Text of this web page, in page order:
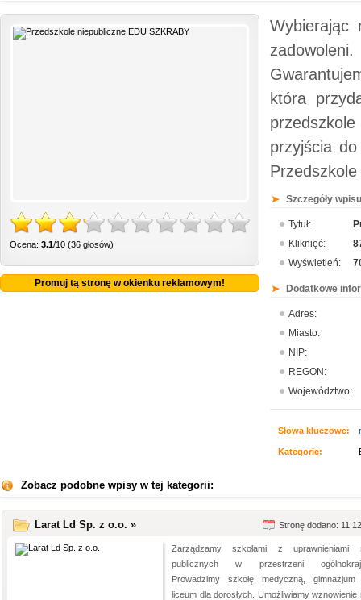
Ocena: 3.1/10 (36 głosów)
Promuj tą stronę w okienku reklamowym!
Wybierając
która
przyjścia
Szczegóły
Tytuł:
Kliknięć:
Wyświetleń:
Dodatkowe
Adres:
Miasto:
NIP:
REGON:
Województwo:
Słowa kluczowe:
Kategorie:
Zobacz podobne wpisy w tej kategorii:
Larat Ld Sp. z o.o. » Stronę dodano:
Zarządzamy szkołami z uprawnieniami
publicznych w przestrzeni
Prowadzimy szkołę medyczną,
liceum dla dorosłych. Umożliwiamy wznowienie